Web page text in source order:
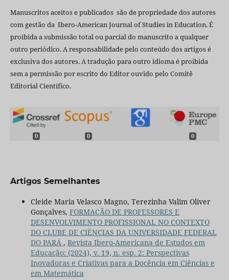
Manuscritos aceitos e publicados são de propriedade dos autores
com gestão da Ibero-American Journal of Studies in Education. É
proibida a submissão total ou parcial do manuscrito a qualquer
outro periódico. A responsabilidade pelo conteúdo dos artigos é
exclusiva dos autores. A tradução para outro idioma é proibida
sem a permissão por escrito do Editor ouvido pelo Comitê
Editorial Científico.
0 0 0
Artigos Semelhantes
Cleide Maria Velasco Magno, Terezinha Valim Oliver
Gonçalves, FORMAÇÃO DE PROFESSORES E
DESENVOLVIMENTO PROFISSIONAL NO CONTEXTO
DO CLUBE DE CIÊNCIAS DA UNIVERSIDADE FEDERAL
DO PARÁ , Revista Ibero-Americana de Estudos em
Educação: (2024), v. 19, n. esp. 2: Perspectivas
Inovadoras e Criativas para a Docência em Ciências e
em Matemática